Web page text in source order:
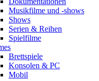
Musikfilme und -shows
Shows
Serien & Reihen
Spielfilme
Brettspiele
Konsolen & PC
Mobil